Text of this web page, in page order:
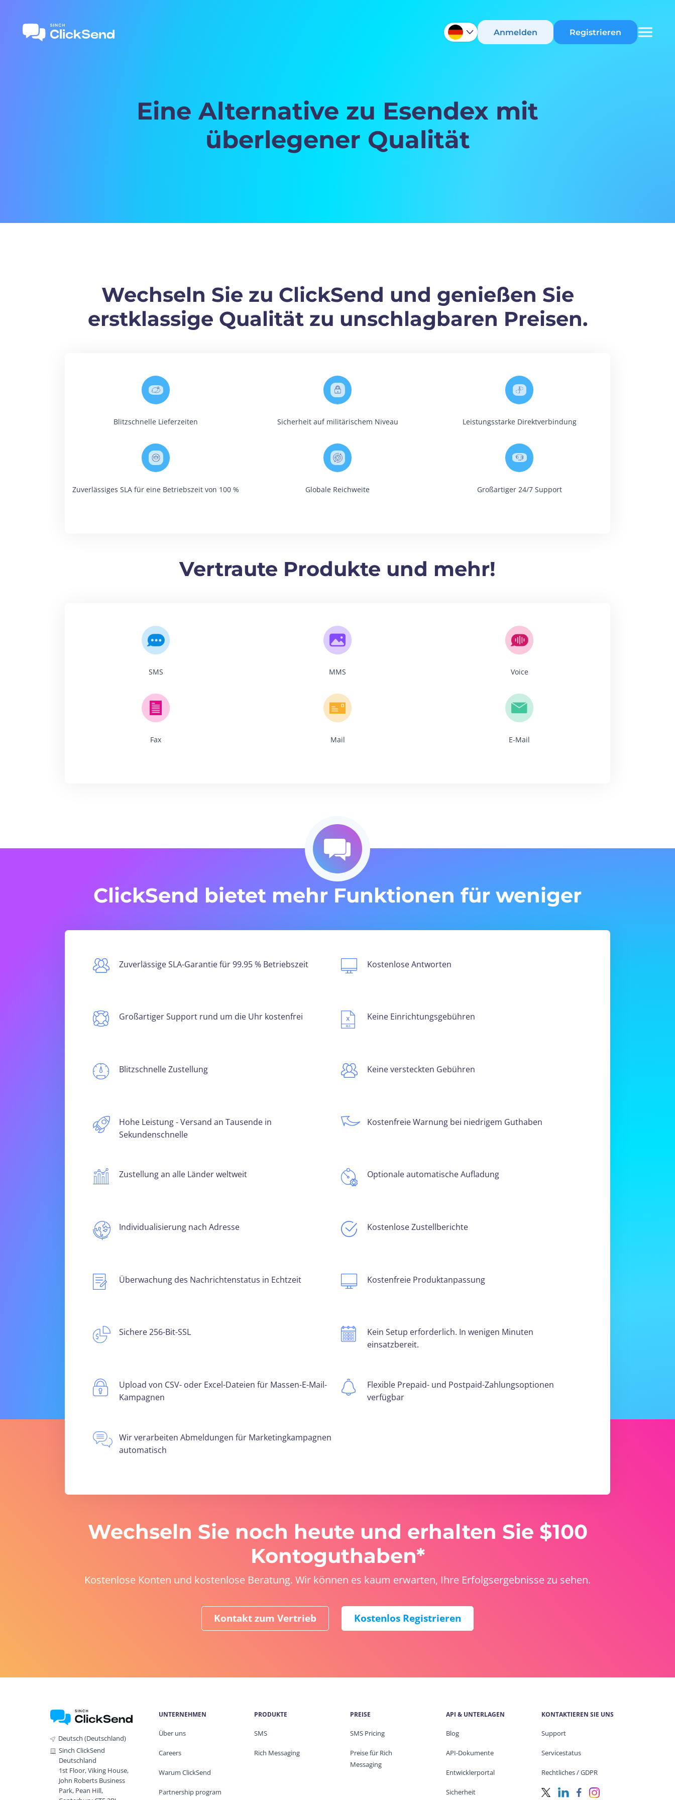
Anmelden Registrieren
Eine Alternative zu Esendex mit
überlegener Qualität
Wechseln Sie zu ClickSend und genießen Sie
erstklassige Qualität zu unschlagbaren Preisen.
Blitzschnelle Lieferzeiten Sicherheit auf militärischem Niveau Leistungsstarke Direktverbindung
Zuverlässiges SLA für eine Betriebszeit von 100 % Globale Reichweite Großartiger 24/7 Support
Vertraute Produkte und mehr!
SMS MMS Voice
Fax Mail E-Mail
ClickSend bietet mehr Funktionen für weniger
Zuverlässige SLA-Garantie für 99.95 % Betriebszeit
Großartiger Support rund um die Uhr kostenfrei
Blitzschnelle Zustellung
Hohe Leistung - Versand an Tausende in
Sekundenschnelle
Zustellung an alle Länder weltweit
Individualisierung nach Adresse
Überwachung des Nachrichtenstatus in Echtzeit
Sichere 256-Bit-SSL
Upload von CSV- oder Excel-Dateien für Massen-E-Mail-
Kampagnen
Wir verarbeiten Abmeldungen für Marketingkampagnen
automatisch
Kostenlose Antworten
Keine Einrichtungsgebühren
Keine versteckten Gebühren
Kostenfreie Warnung bei niedrigem Guthaben
Optionale automatische Aufladung
Kostenlose Zustellberichte
Kostenfreie Produktanpassung
Kein Setup erforderlich. In wenigen Minuten
einsatzbereit.
Flexible Prepaid- und Postpaid-Zahlungsoptionen
verfügbar
Wechseln Sie noch heute und erhalten Sie $100
Kontoguthaben*
Kostenlose Konten und kostenlose Beratung. Wir können es kaum erwarten, Ihre Erfolgsergebnisse zu sehen.
Kontakt zum Vertrieb Kostenlos Registrieren
Deutsch (Deutschland)
Sinch ClickSend
Deutschland
1st Floor, Viking House,
John Roberts Business
Park, Pean Hill,
UNTERNEHMEN
Über uns
Careers
Warum ClickSend
Partnership program
PRODUKTE
SMS
Rich Messaging
PREISE
SMS Pricing
Preise für Rich
Messaging
API & UNTERLAGEN
Blog
API-Dokumente
Entwicklerportal
Sicherheit
KONTAKTIEREN SIE UNS
Support
Servicestatus
Rechtliches / GDPR